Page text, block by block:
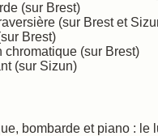
(sur Brest)
(sur Brest et
Brest)
chromatique (sur Brest)
(sur Sizun)
bombarde et piano : le